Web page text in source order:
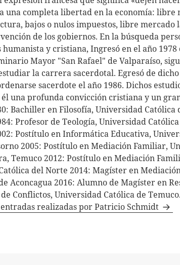
una completa libertad en la economía: libre
bajos o nulos impuestos, libre mercado
de los gobiernos. En la búsqueda
humanista y cristiana, Ingresó en el año 1978
Mayor "San Rafael" de Valparaíso,
la carrera sacerdotal. Egresó de
sacerdote el año 1986. Dichos
una profunda convicción cristiana y un
Bachiller en Filosofía, Universidad Católica
Profesor de Teología, Universidad
Postítulo en Informática Educativa,
2005: Postítulo en Mediación Familiar,
Temuco 2012: Postítulo en Mediación
del Norte 2014: Magíster en
Aconcagua 2016: Alumno de Magíster en
Conflictos, Universidad Católica de Temuco.
realizadas por Patricio Schmidt